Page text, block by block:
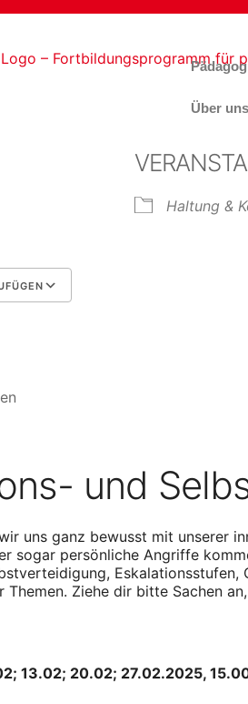
Über uns
Haltung &
und
uns ganz bewusst mit unserer
sogar persönliche Angriffe
Themen. Ziehe dir bitte Sachen
13.02; 20.02; 27.02.2025,